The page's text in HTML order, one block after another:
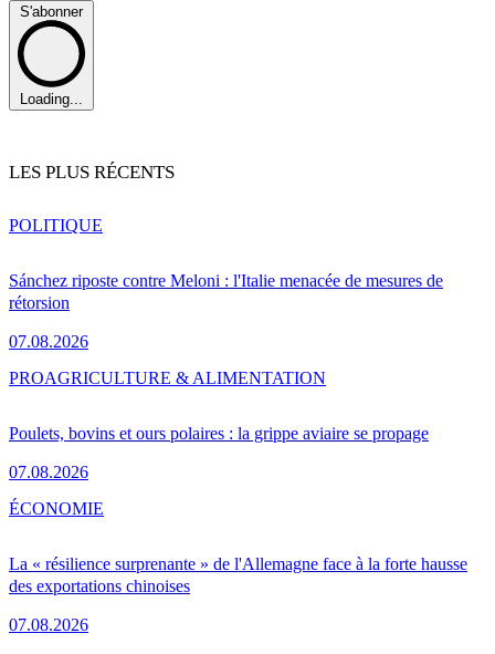
S'abonner
Loading...
LES PLUS RÉCENTS
Sánchez riposte contre Meloni : l'Italie menacée de mesures de
rétorsion
07.08.2026
POLITIQUE
Poulets, bovins et ours polaires : la grippe aviaire se propage
07.08.2026
PROAGRICULTURE & ALIMENTATION
La « résilience surprenante » de l'Allemagne face à la forte hausse
des exportations chinoises
07.08.2026
ÉCONOMIE